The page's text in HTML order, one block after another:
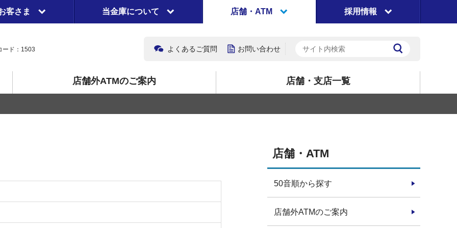
客さま 当金庫について 店舗・ATM 採用情報
ード：1503 よくあるご質問 お問い合わせ
店舗外ATMのご案内 店舗・支店一覧
店舗・ATM
50音順から探す
店舗外ATMのご案内